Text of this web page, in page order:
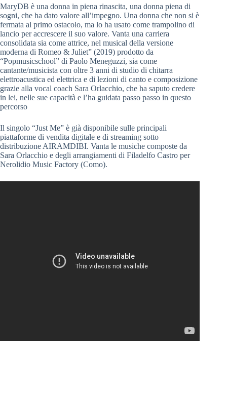
MaryDB è una donna in piena rinascita, una donna piena di
sogni, che ha dato valore all’impegno. Una donna che non si è
fermata al primo ostacolo, ma lo ha usato come trampolino di
lancio per accrescere il suo valore. Vanta una carriera
consolidata sia come attrice, nel musical della versione
moderna di Romeo & Juliet” (2019) prodotto da
“Popmusicschool” di Paolo Meneguzzi, sia come
cantante/musicista con oltre 3 anni di studio di chitarra
elettroacustica ed elettrica e di lezioni di canto e composizione
grazie alla vocal coach Sara Orlacchio, che ha saputo credere
in lei, nelle sue capacità e l’ha guidata passo passo in questo
percorso
Il singolo “Just Me” è già disponibile sulle principali
piattaforme di vendita digitale e di streaming sotto
distribuzione AIRAMDIBI. Vanta le musiche composte da
Sara Orlacchio e degli arrangiamenti di Filadelfo Castro per
Nerolidio Music Factory (Como).